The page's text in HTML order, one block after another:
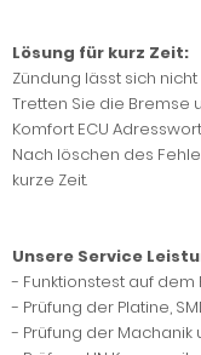
Lösung für kurz Zeit:
Zündung lässt sich
Tretten Sie die Bremse
Komfort ECU
Nach löschen des
kurze Zeit.
Unsere Service
- Funktionstest auf dem
- Prüfung der Platine,
- Prüfung der Machanik